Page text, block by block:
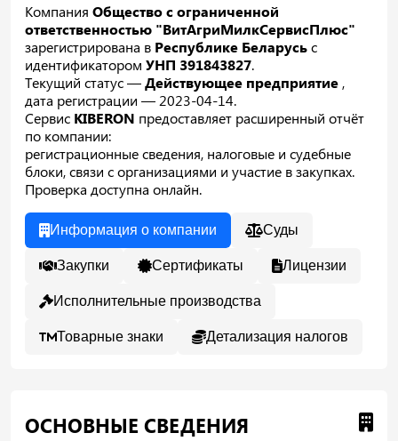
Компания Общество с ограниченной
ответственностью "ВитАгриМилкСервисПлюс"
зарегистрирована в Республике Беларусьс
идентификатором УНП 391843827.
Текущий статус —Действующее предприятие ,
дата регистрации — 2023-04-14.
Сервис KIBERON предоставляет расширенный отчёт
по компании:
регистрационные сведения, налоговые и судебные
блоки, связи с организациями и участие в закупках.
Проверка доступна онлайн.
Информация о компании Суды
Закупки Сертификаты Лицензии
Исполнительные производства
Товарные знаки Детализация налогов
ОСНОВНЫЕ СВЕДЕНИЯ